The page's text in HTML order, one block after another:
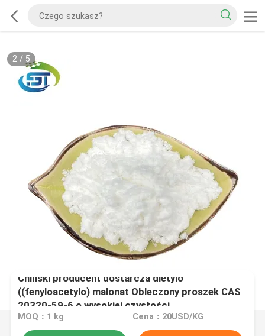
2/ 5
Chiński producent dostarcza dietylo
((fenyloacetylo) malonat Obleczony proszek CAS
20320-59-6 o wysokiej czystości
MOQ：1 kg Cena：20USD/KG